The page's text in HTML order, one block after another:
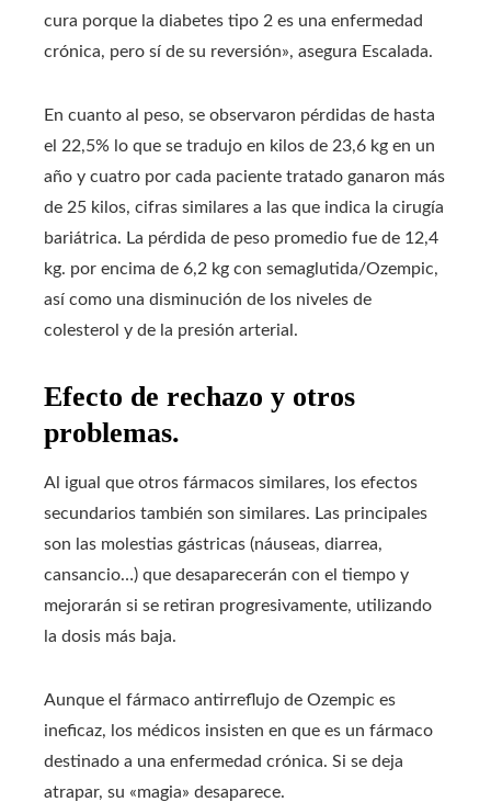
cura porque la diabetes tipo 2 es una enfermedad
crónica, pero sí de su reversión», asegura Escalada.
En cuanto al peso, se observaron pérdidas de hasta
el 22,5% lo que se tradujo en kilos de 23,6 kg en un
año y cuatro por cada paciente tratado ganaron más
de 25 kilos, cifras similares a las que indica la cirugía
bariátrica. La pérdida de peso promedio fue de 12,4
kg. por encima de 6,2 kg con semaglutida/Ozempic,
así como una disminución de los niveles de
colesterol y de la presión arterial.
Efecto de rechazo y otros
problemas.
Al igual que otros fármacos similares, los efectos
secundarios también son similares. Las principales
son las molestias gástricas (náuseas, diarrea,
cansancio…) que desaparecerán con el tiempo y
mejorarán si se retiran progresivamente, utilizando
la dosis más baja.
Aunque el fármaco antirreflujo de Ozempic es
ineficaz, los médicos insisten en que es un fármaco
destinado a una enfermedad crónica. Si se deja
atrapar, su «magia» desaparece.